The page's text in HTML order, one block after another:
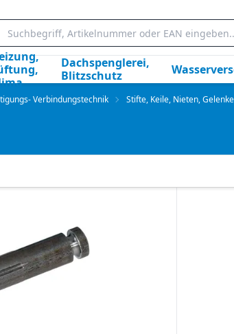
Dachspenglerei,
Blitzschutz
Verbindungstechnik Stifte, Keile, Nieten, Gelenke